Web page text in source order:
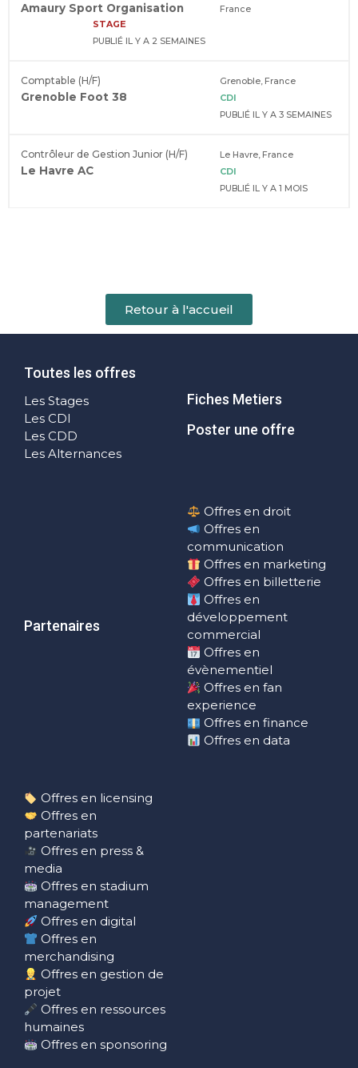
Amaury Sport Organisation
France
STAGE
PUBLIÉ IL Y A 2 SEMAINES
Comptable (H/F)
Grenoble Foot 38
Grenoble, France
CDI
PUBLIÉ IL Y A 3 SEMAINES
Contrôleur de Gestion Junior (H/F)
Le Havre AC
Le Havre, France
CDI
PUBLIÉ IL Y A 1 MOIS
Retour à l'accueil
Toutes les offres
Les Stages
Les CDI
Les CDD
Les Alternances
Fiches Metiers
Poster une offre
Partenaires
Offres en droit
Offres en
communication
Offres en marketing
Offres en billetterie
Offres en
développement
commercial
Offres en
évènementiel
Offres en fan
experience
Offres en finance
Offres en data
Offres en licensing
Offres en
partenariats
Offres en press &
media
Offres en stadium
management
Offres en digital
Offres en
merchandising
Offres en gestion de
projet
Offres en ressources
humaines
Offres en sponsoring